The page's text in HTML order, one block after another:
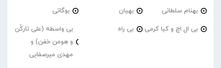
بهنام سلطانی بهیان بوگاتی
بی ال اچ و کیا کرمی بی راه
بی واسطه (علی تارکُن
و هومن خفن) و
مهدی میرصفایی